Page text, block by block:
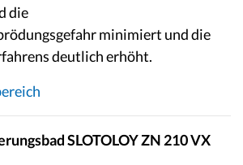
die
minimiert und die
deutlich erhöht.
SLOTOLOY ZN 210 VX